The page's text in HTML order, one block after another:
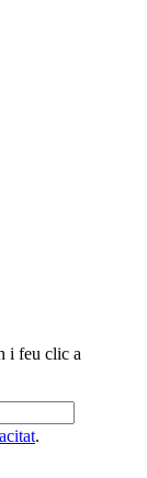
i feu clic a
.